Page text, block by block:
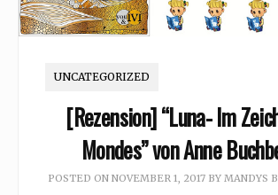
UNCATEGORIZED
[Rezension] “Luna- Im
Mondes” von Anne
POSTED ON NOVEMBER 1, 2017BY MANDYS